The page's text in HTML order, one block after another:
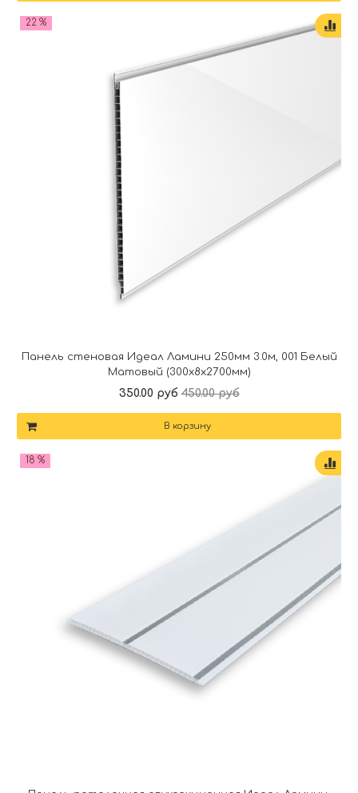
22 %
Панель стеновая Идеал Ламини 250мм 3.0м, 001 Белый
Матовый (300x8x2700мм)
350.00 руб 450.00 руб
В корзину
18 %